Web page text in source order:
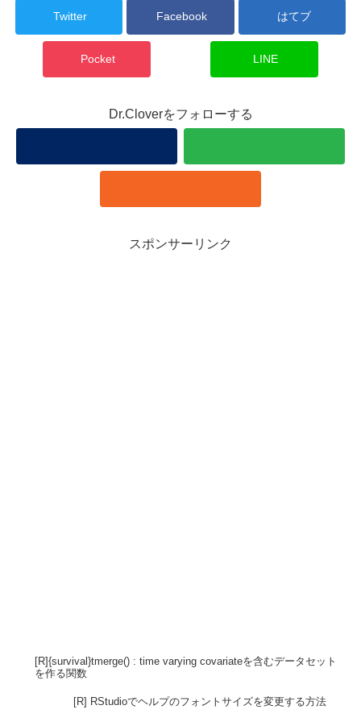
Twitter Facebook はてブ
Pocket LINE
Dr.Cloverをフォローする
スポンサーリンク
[R]{survival}tmerge() : time varying covariateを含むデータセット
を作る関数
[R] RStudioでヘルプのフォントサイズを変更する方法